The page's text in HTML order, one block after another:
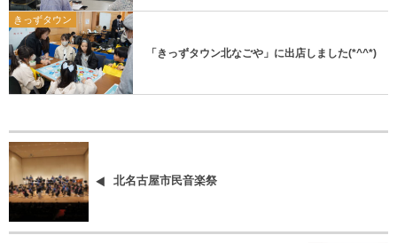
きっずタウン
「きっずタウン北なごや」に出店しました(*^^*)
北名古屋市民音楽祭